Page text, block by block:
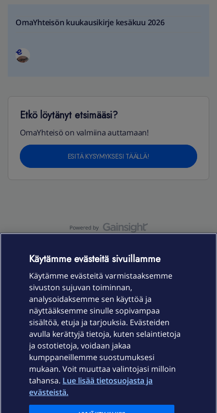
OmaYhteisön kuukausikirje kesäkuu 2026
Etkö löytänyt etsimääsi?
OmaYhteisö on valmiina auttamaan!
ESITÄ KYSYMYKSESI TÄÄLLÄ!
Laitteet & liittymät
Palvelut
Ajankohtaista
Käytämme evästeitä sivuillamme
Käytämme evästeitä varmistaaksemme
sivuston sujuvan toiminnan,
analysoidaksemme sen käyttöä ja
näyttääksemme sinulle sopivampaa
sisältöä, etuja ja tarjouksia. Evästeiden
avulla kerättyjä tietoja, kuten selaintietoja
ja ostotietoja, voidaan jakaa
kumppaneillemme suostumuksesi
mukaan. Voit muuttaa valintojasi milloin
tahansa. Lue lisää tietosuojasta ja
evästeistä.